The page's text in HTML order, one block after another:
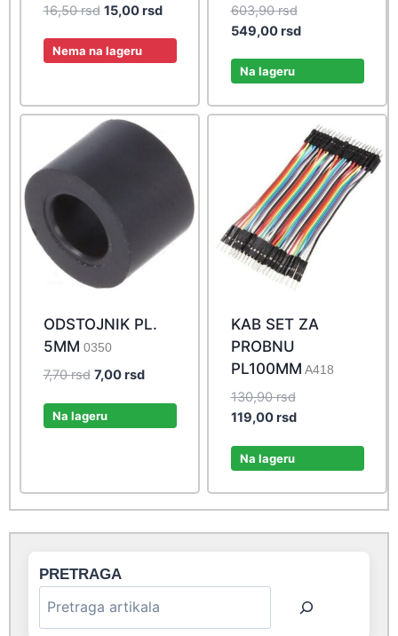
16,50rsd Original
was:
15,00rsdCurrent
Nema na lageru
603,90rsdOriginal
price
549,00rsdCurrent
Na lageru
ODSTOJNIK PL.
5MM 0350
7,70rsd Original
was:
7,00rsdCurrent
Na lageru
KAB SET ZA
PROBNU
PL100MM A418
130,90rsdOriginal
price
130,90 rsd.
119,00rsdCurrent
Na lageru
PRETRAGA